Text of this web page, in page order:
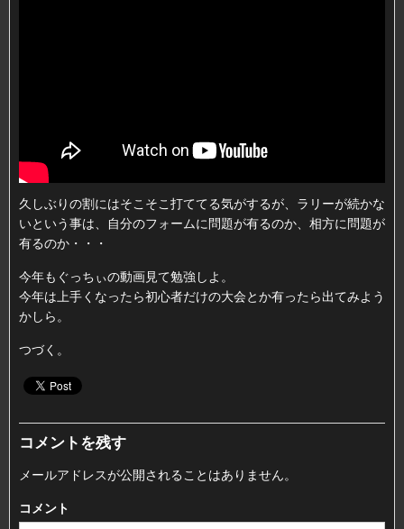
久しぶりの割にはそこそこ打ててる気がするが、ラリーが続かな
いという事は、自分のフォームに問題が有るのか、相方に問題が
有るのか・・・
今年もぐっちぃの動画見て勉強しよ。
今年は上手くなったら初心者だけの大会とか有ったら出てみよう
かしら。
つづく。
コメントを残す
メールアドレスが公開されることはありません。
コメント